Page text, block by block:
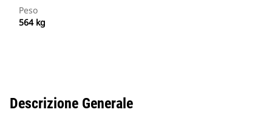
Peso
564 kg
Descrizione Generale